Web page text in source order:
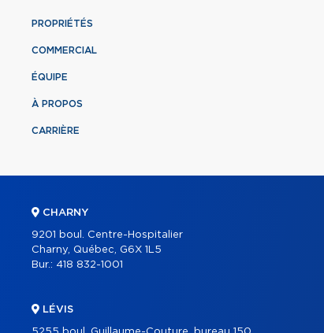
PROPRIÉTÉS
COMMERCIAL
ÉQUIPE
À PROPOS
CARRIÈRE
CHARNY
9201 boul. Centre-Hospitalier
Charny, Québec, G6X 1L5
Bur.: 418 832-1001
LÉVIS